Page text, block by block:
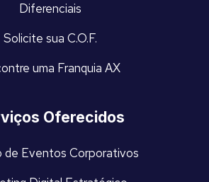
Diferenciais
Solicite sua C.O.F.
uma Franquia AX
Oferecidos
de Eventos Corporativos